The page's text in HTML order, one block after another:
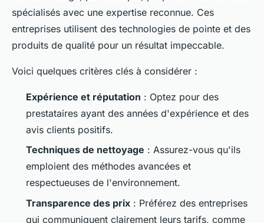
spécialisés avec une expertise reconnue. Ces
entreprises utilisent des technologies de pointe et des
produits de qualité pour un résultat impeccable.
Voici quelques critères clés à considérer :
Expérience et réputation : Optez pour des
prestataires ayant des années d'expérience et des
avis clients positifs.
Techniques de nettoyage : Assurez-vous qu'ils
emploient des méthodes avancées et
respectueuses de l'environnement.
Transparence des prix : Préférez des entreprises
qui communiquent clairement leurs tarifs, comme